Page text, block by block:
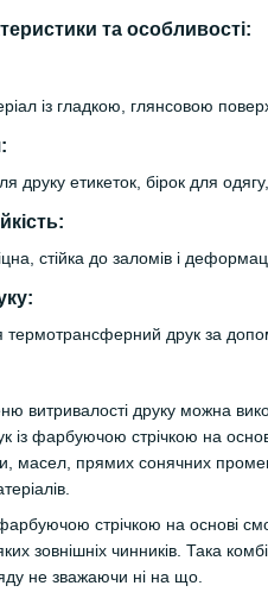
та особливості:
із гладкою, глянсовою
друку етикеток, бірок для одягу,
стійка до заломів і
термотрансферний друк за
витривалості друку можна
із фарбуючою стрічкою на
масел, прямих сонячних
стрічкою на основі
зовнішніх чинників. Така
не зважаючи ні на що.